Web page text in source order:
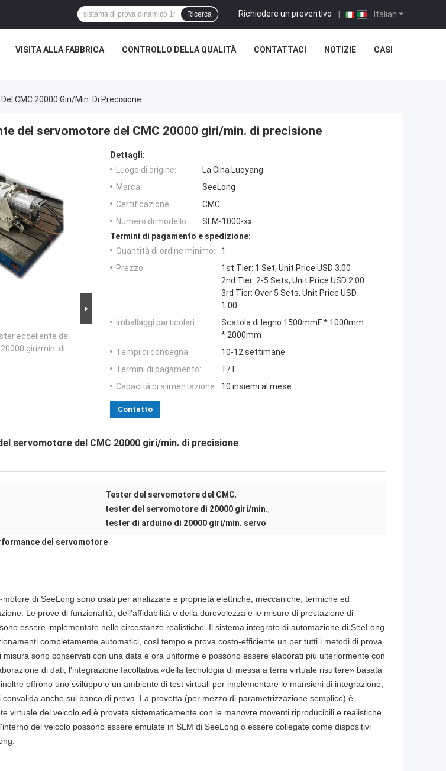
Italian
Richiedere un preventivo |
Ricerca
VISITA ALLA FABBRICA CONTROLLO DELLA QUALITÀ CONTATTACI NOTIZIE CASI
CMC 20000 Giri/min. Di Precisione
del servomotore del CMC 20000 giri/min. di precisione
eccellente del
giri/min. di
Dettagli:
Luogo di origine:
La Cina Luoyang
Marca:
SeeLong
Certificazione:
CMC
Numero di modello:
SLM-1000-xx
Termini di pagamento e spedizione:
Quantità di ordine minimo:
1
Prezzo:
1st Tier: 1 Set, Unit Price USD 3.00
2nd Tier: 2-5 Sets, Unit Price USD 2.00
3rd Tier: Over 5 Sets, Unit Price USD
1.00
Imballaggi particolari:
Scatola di legno 1500mmF * 1000mm
* 2000mm
Tempi di consegna:
10-12 settimane
Termini di pagamento:
T/T
Capacità di alimentazione:
10 insiemi al mese
Contatto
servomotore del CMC 20000 giri/min. di precisione
Tester del servomotore del CMC,
tester del servomotore di 20000 giri/min.,
tester di arduino di 20000 giri/min. servo
del servomotore
motore di SeeLong sono usati per analizzare e proprietà elettriche, meccaniche, termiche ed
Le prove di funzionalità, dell'affidabilità e della durevolezza e le misure di prestazione di
essere implementate nelle circostanze realistiche. Il sistema integrato di automazione di SeeLong
completamente automatici, così tempo e prova costo-efficiente un per tutti i metodi di prova
misura sono conservati con una data e ora uniforme e possono essere elaborati più ulteriormente con
di dati, l'integrazione facoltativa «della tecnologia di messa a terra virtuale risultare» basata
offrono uno sviluppo e un ambiente di test virtuali per implementare le mansioni di integrazione,
anche sul banco di prova. La provetta (per mezzo di parametrizzazione semplice) è
virtuale del veicolo ed è provata sistematicamente con le manovre moventi riproducibili e realistiche.
del veicolo possono essere emulate in SLM di SeeLong o essere collegate come dispositivi